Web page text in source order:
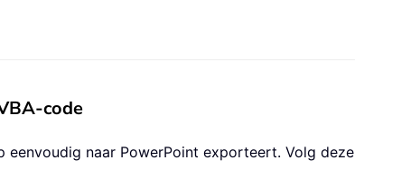
code
naar PowerPoint exporteert. Volg deze